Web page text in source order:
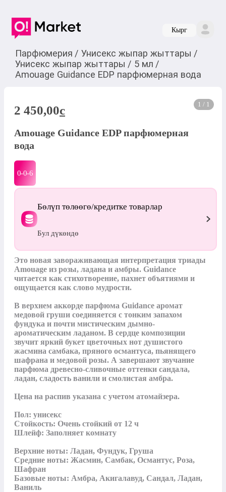
Кырг
Парфюмерия / Унисекс жыпар жыттары /
Унисекс жыпар жыттары / 5 мл /
Amouage Guidance EDP парфюмерная вода
1 / 1
2 450,00c
Amouage Guidance EDP парфюмерная
вода
0-0-6
Бөлүп төлөөгө/кредитке товарлар
Бул дүкөндө
Это новая завораживающая интерпретация триады
Amouage из розы, ладана и амбры. Guidance
читается как стихотворение, пахнет объятиями и
ощущается как слово мудрости.
В верхнем аккорде парфюма Guidance аромат
медовой груши соединяется с тонким запахом
фундука и почти мистическим дымно-
ароматическим ладаном. В сердце композиции
звучит яркий букет цветочных нот душистого
жасмина самбака, пряного османтуса, пьянящего
шафрана и медовой розы. А завершают звучание
парфюма древесно-сливочные оттенки сандала,
ладан, сладость ванили и смолистая амбра.
Цена на распив указана с учетом атомайзера.
Пол: унисекс
Стойкость: Очень стойкий от 12 ч
Шлейф: Заполняет комнату
Верхние ноты: Ладан, Фундук, Груша
Средние ноты: Жасмин, Самбак, Османтус, Роза,
Шафран
Базовые ноты: Амбра, Акигалавуд, Сандал, Ладан,
Ваниль